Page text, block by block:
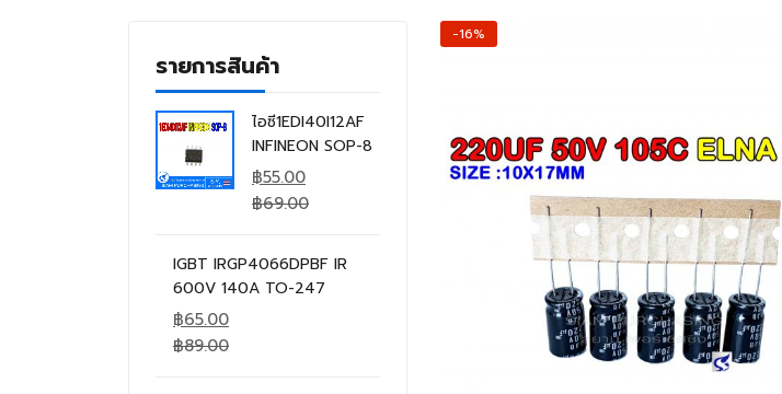
รายการสินค้า
ไอซี1EDI40I12AF
INFINEON SOP-8
฿55.00
฿69.00
IGBT IRGP4066DPBF IR
600V 140A TO-247
฿65.00
฿89.00
-16%